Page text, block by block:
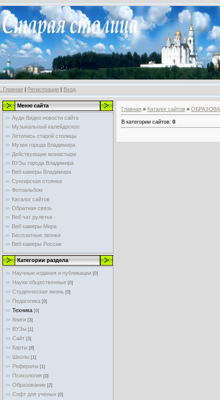
..Главная | Регистрация | Вход
Меню сайта
Ауди-Видео новости сайта
Музыкальный калейдоскоп
Летопись старой столицы
Музеи города Владимира
Действующие монастыри
ВУЗы города Владимира
Веб камеры Владимира
Сунгирская стоянка
Фотоальбом
Каталог сайтов
Обратная связь
Веб чат рулетка
Веб камеры Мира
Бесплатные звонки
Веб камеры России
Категории раздела
Научные издания и публикации [0]
Науки общественные [0]
Студенческая жизнь [0]
Педагогика [0]
Техника [0]
Книги [3]
ВУЗы [1]
Сайт [3]
Карты [8]
Школы [1]
Рефераты [1]
Психология [0]
Образование [2]
Софт для ученых [0]
Главная » Каталог сайтов »
В категории сайтов: 0